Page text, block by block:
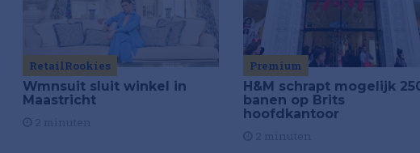
RetailRookies
Wmnsuit sluit winkel in
Maastricht
Premium
H&M schrapt mogelijk
banen op Brits
hoofdkantoor